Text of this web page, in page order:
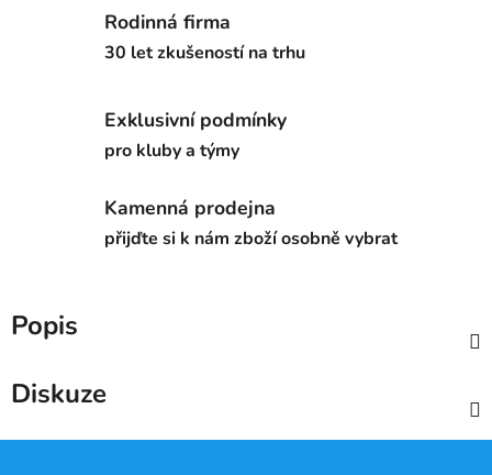
Rodinná firma
30 let zkušeností na trhu
Exklusivní podmínky
pro kluby a týmy
Kamenná prodejna
přijďte si k nám zboží osobně vybrat
Popis
Diskuze